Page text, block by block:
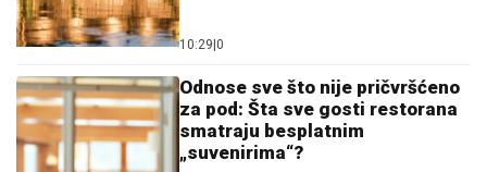
10:29 0
Odnose sve što nije pričvršćeno
za pod: Šta sve gosti restorana
smatraju besplatnim
„suvenirima“?